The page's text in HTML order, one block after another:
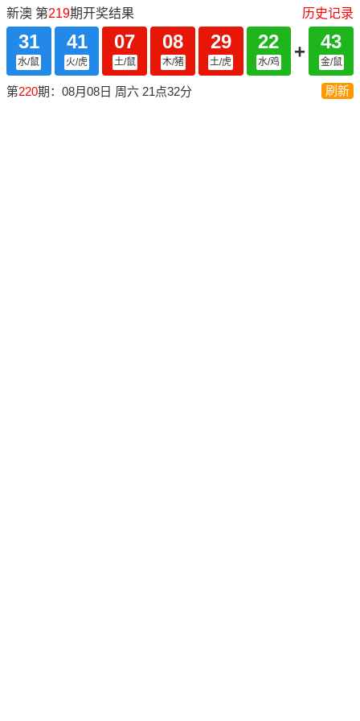
新澳 第219期开奖结果 历史记录
31
水/鼠
41
火/虎
07
土/鼠
08
木/猪
29
土/虎
22
水/鸡
+ 43
金/鼠
第220期：08月08日 周六 21点32分 刷新